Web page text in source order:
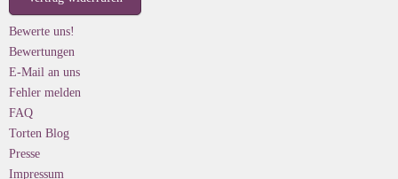
Bewerte uns!
Bewertungen
E-Mail an uns
Fehler melden
FAQ
Torten Blog
Presse
Impressum